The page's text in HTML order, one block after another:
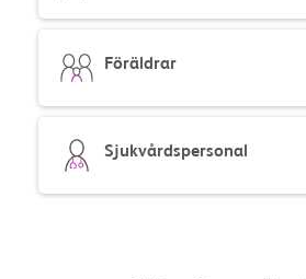
Föräldrar
Sjukvårdspersonal